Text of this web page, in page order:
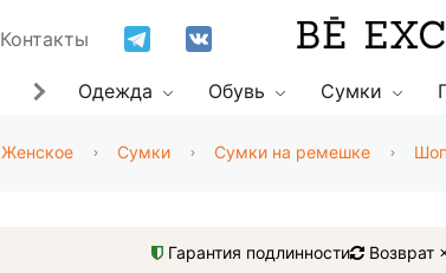
Контакты
Одежда Обувь Сумки
Женское Сумки Сумки на ремешке
Гарантия подлинности Возврат